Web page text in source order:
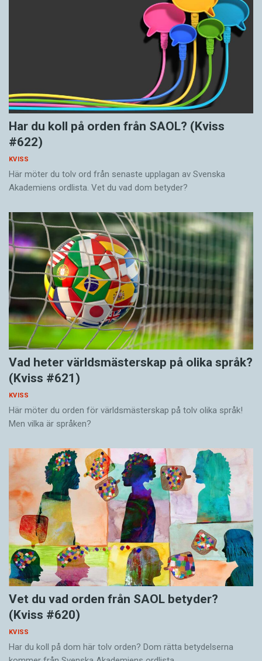
Har du koll på orden från SAOL? (Kviss
#622)
KVISS
Här möter du tolv ord från senaste upplagan av Svenska
Akademiens ordlista. Vet du vad dom betyder?
Vad heter världsmästerskap på olika språk?
(Kviss #621)
KVISS
Här möter du orden för världsmästerskap på tolv olika språk!
Men vilka är språken?
Vet du vad orden från SAOL betyder?
(Kviss #620)
KVISS
Har du koll på dom här tolv orden? Dom rätta betydelserna